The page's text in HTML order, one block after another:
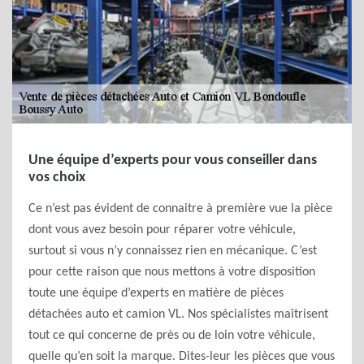
Une équipe d’experts pour vous conseiller dans
vos choix
Ce n’est pas évident de connaitre à première vue la pièce
dont vous avez besoin pour réparer votre véhicule,
surtout si vous n’y connaissez rien en mécanique. C’est
pour cette raison que nous mettons à votre disposition
toute une équipe d’experts en matière de pièces
détachées auto et camion VL. Nos spécialistes maîtrisent
tout ce qui concerne de près ou de loin votre véhicule,
quelle qu’en soit la marque. Dites-leur les pièces que vous